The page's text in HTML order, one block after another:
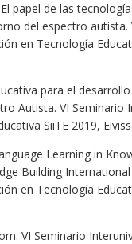
papel de las
del espectro autista.
en Tecnología
para el
Autista. VI Seminario
SiiTE 2019,
Learning in
Building
en Tecnología
VI Seminario